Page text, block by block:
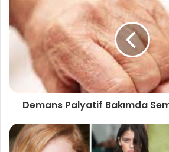
Demans Palyatif Bakımda